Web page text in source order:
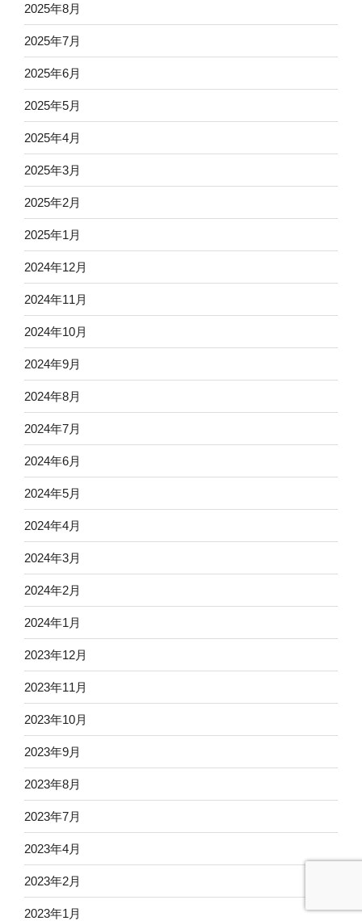
2025年8月
2025年7月
2025年6月
2025年5月
2025年4月
2025年3月
2025年2月
2025年1月
2024年12月
2024年11月
2024年10月
2024年9月
2024年8月
2024年7月
2024年6月
2024年5月
2024年4月
2024年3月
2024年2月
2024年1月
2023年12月
2023年11月
2023年10月
2023年9月
2023年8月
2023年7月
2023年4月
2023年2月
2023年1月